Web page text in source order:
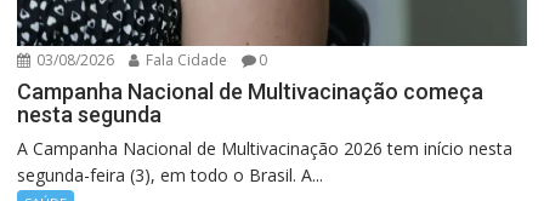
03/08/2026 Fala Cidade 0
Campanha Nacional de Multivacinação começa
nesta segunda
A Campanha Nacional de Multivacinação 2026 tem início nesta
segunda-feira (3), em todo o Brasil. A...